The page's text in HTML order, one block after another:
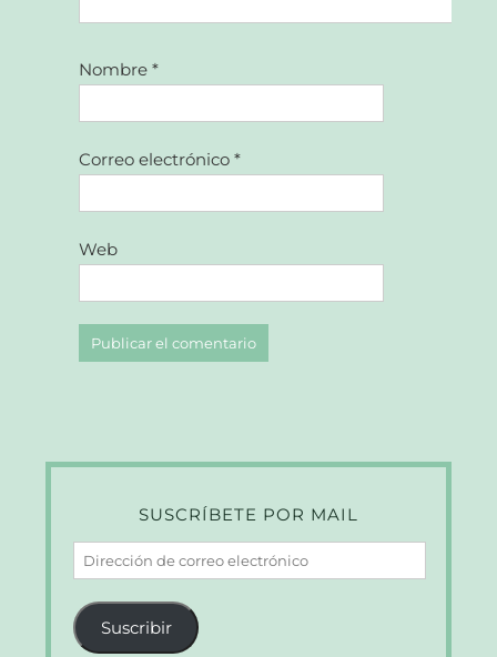
Nombre*
Correo electrónico*
Web
SUSCRÍBETE POR MAIL
Dirección
de
correo
electrónico
Suscribir